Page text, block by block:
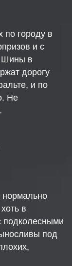
по городу в
и с
Шины в
дорогу
и по
Не
нормально
в
подколесными
под